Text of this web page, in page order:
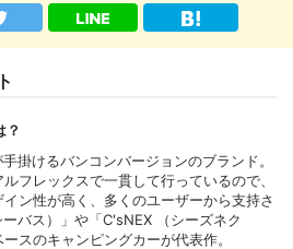
？
掛けるバンコンバージョンのブランド。
フレックスで一貫して行っているので、
ン性が高く、多くのユーザーから支持さ
バス）」や「C'sNEX （シーズネク
スのキャンピングカーが代表作。